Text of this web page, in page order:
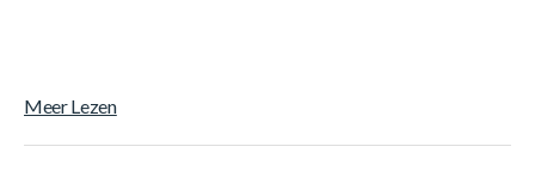
Meer Lezen